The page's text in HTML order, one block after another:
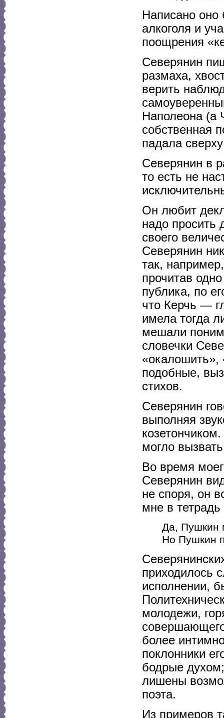
Написано
алкоголя и
поощрения
Северянин
размаха,
верить
Наполеона (а
собственная
падала
Северянин в
то есть не
Он любит
надо просить
своего
Северянин
так,
прочитав
публика, по
что Керчь —
имела тогда
мешали
словечки
«окалошить»,
подобные,
стихов.
Северянин
выполняя
могло
Во время
Северянин
не споря, он
мне в тетрадь
Да, Пушкин
Но Пушкин
приходилось
исполнении,
молодежи,
более
поклонники
бодрые
лишены
поэта.
Из примеров